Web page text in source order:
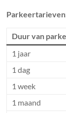
Duur van
1 jaar
1 dag
1 week
1 maand